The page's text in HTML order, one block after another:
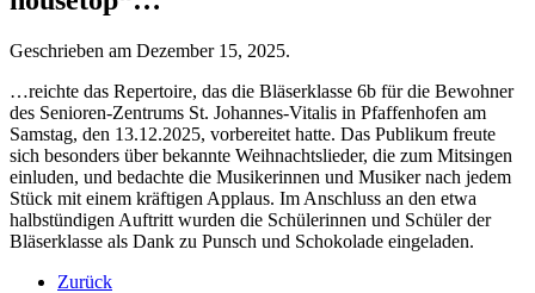
Geschrieben am Dezember 15, 2025.
…reichte das Repertoire, das die Bläserklasse 6b für die Bewohner
des Senioren-Zentrums St. Johannes-Vitalis in Pfaffenhofen am
Samstag, den 13.12.2025, vorbereitet hatte. Das Publikum freute
sich besonders über bekannte Weihnachtslieder, die zum Mitsingen
einluden, und bedachte die Musikerinnen und Musiker nach jedem
Stück mit einem kräftigen Applaus. Im Anschluss an den etwa
halbstündigen Auftritt wurden die Schülerinnen und Schüler der
Bläserklasse als Dank zu Punsch und Schokolade eingeladen.
Zurück